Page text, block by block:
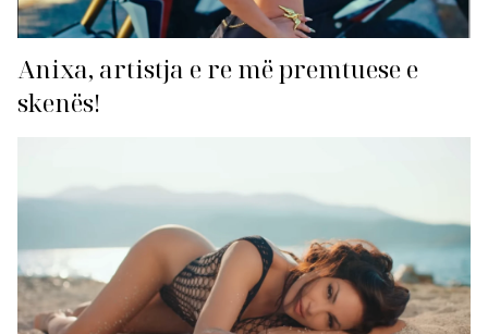
Anixa, artistja e re më premtuese e
skenës!